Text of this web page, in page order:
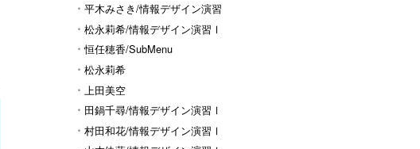
平木みさき/情報デザイン演習
Ⅰ 松永莉希/情報デザイン演習Ⅰ
恒任穂香/SubMenu
松永莉希
上田美空
田鍋千尋/情報デザイン演習Ⅰ
村田和花/情報デザイン演習Ⅰ